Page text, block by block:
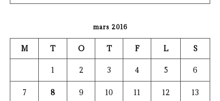
mars 2016
M T O T F L S
1 2 3 4 5 6
7 8 9 10 11 12 13